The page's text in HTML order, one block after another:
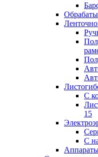
С
15
С